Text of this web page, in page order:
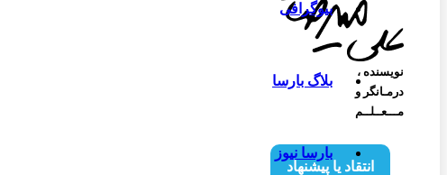
بیوگرافی
بلاگ بارسا
بارسا نیوز
نویسنده‌ ،
درمـانگر و
مـــعــلــم
انتقاد یا پیشنهاد